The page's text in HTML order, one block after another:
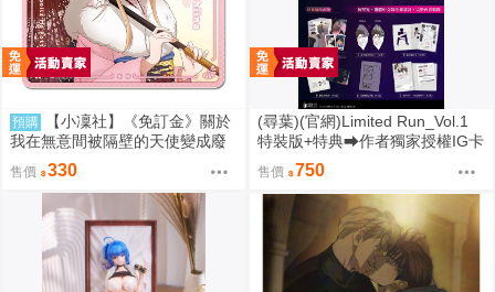
預購
【小凜社】《免訂金》關於
我在無意間被隔壁的天使變成廢
柴這件事2 椎名真晝 新年 萬聖節
紅葉 聖誕節 杯墊
售價 330
(尋葉)(官網)Limited Run_Vol.1
特裝版+特典⮕作者獨家授權IG卡
*1、作者獨家授權透卡*1(9/7預購
結束後將不提供) 26年11月預購
尋葉 漫畫特裝版 BL 買動漫
售價 750